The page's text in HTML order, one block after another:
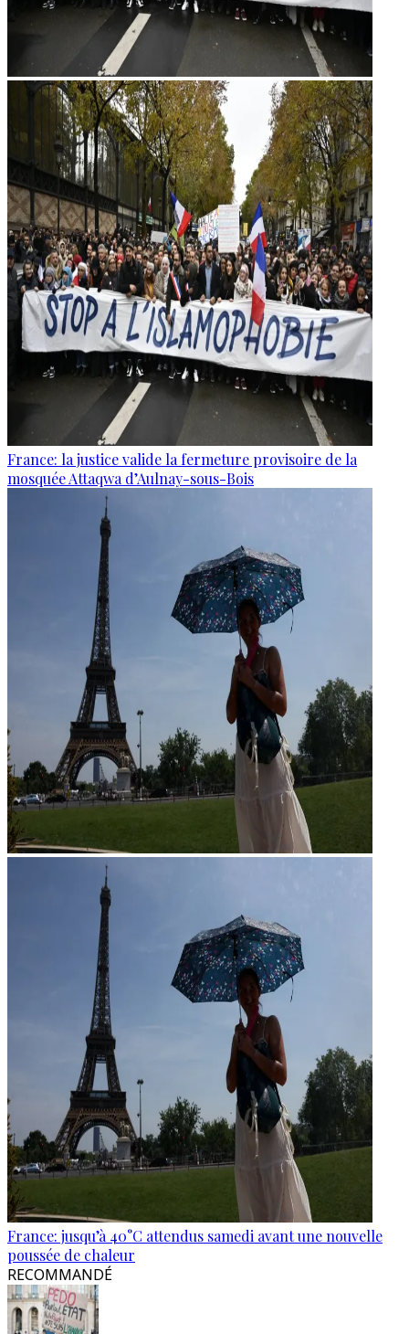
France: la justice valide la fermeture provisoire de la
mosquée Attaqwa d’Aulnay-sous-Bois
France: jusqu’à 40°C attendus samedi avant une nouvelle
poussée de chaleur
RECOMMANDÉ